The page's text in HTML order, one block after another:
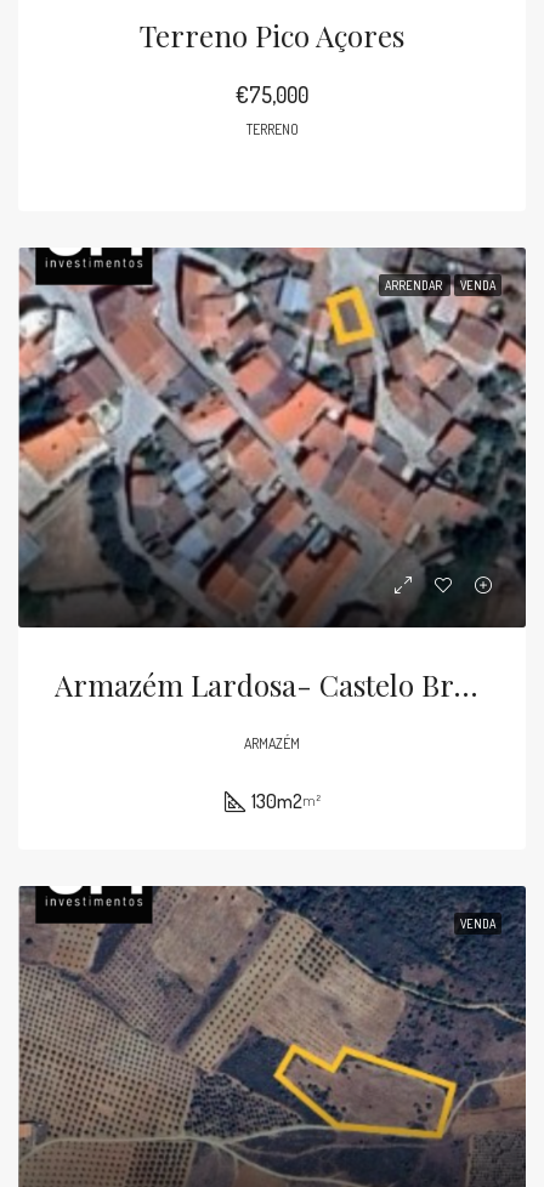
Terreno Pico Açores
€75,000
TERRENO
ARRENDAR VENDA
Armazém Lardosa- Castelo Branco
ARMAZÉM
130m2m²
VENDA